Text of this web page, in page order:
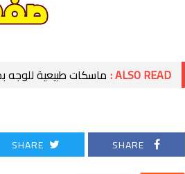
ALSO READ : ماسكات طبيعية للوجه
SHARE
SHARE